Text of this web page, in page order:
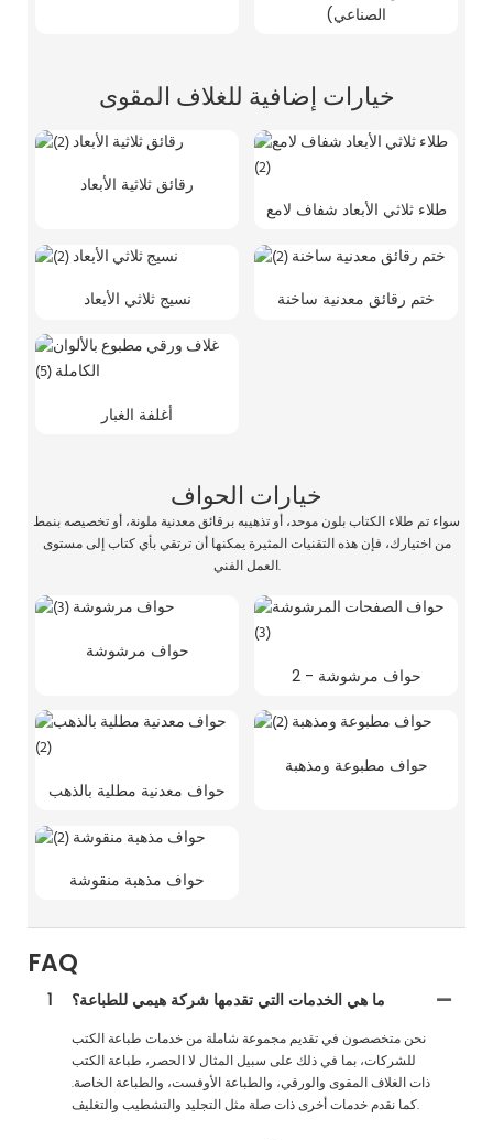
الصناعي)
خيارات إضافية للغلاف المقوى
رقائق ثلاثية الأبعاد
طلاء ثلاثي الأبعاد شفاف لامع
نسيج ثلاثي الأبعاد ختم رقائق معدنية ساخنة
أغلفة الغبار
خيارات الحواف
سواء تم طلاء الكتاب بلون موحد، أو تذهيبه برقائق معدنية ملونة، أو تخصيصه بنمط
من اختيارك، فإن هذه التقنيات المثيرة يمكنها أن ترتقي بأي كتاب إلى مستوى
العمل الفني.
حواف مرشوشة
حواف مرشوشة - 2
حواف معدنية مطلية بالذهب
حواف مطبوعة ومذهبة
حواف مذهبة منقوشة
FAQ
1
ما هي الخدمات التي تقدمها شركة هيمي للطباعة؟
نحن متخصصون في تقديم مجموعة شاملة من خدمات طباعة الكتب
للشركات، بما في ذلك على سبيل المثال لا الحصر، طباعة الكتب
ذات الغلاف المقوى والورقي، والطباعة الأوفست، والطباعة الخاصة.
كما نقدم خدمات أخرى ذات صلة مثل التجليد والتشطيب والتغليف.